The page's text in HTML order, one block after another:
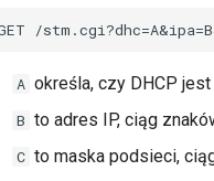
A określa, czy DHCP
B to adres IP, ciąg
C to maska podsieci,